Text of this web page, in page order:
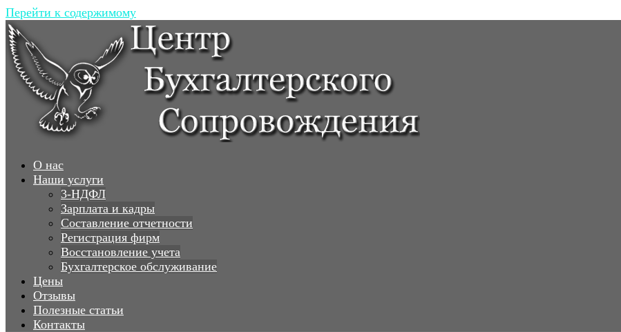
Перейти к содержимому
О нас
Наши услуги
3-НДФЛ
Зарплата и кадры
Составление отчетности
Регистрация фирм
Восстановление учета
Бухгалтерское обслуживание
Цены
Отзывы
Полезные статьи
Контакты